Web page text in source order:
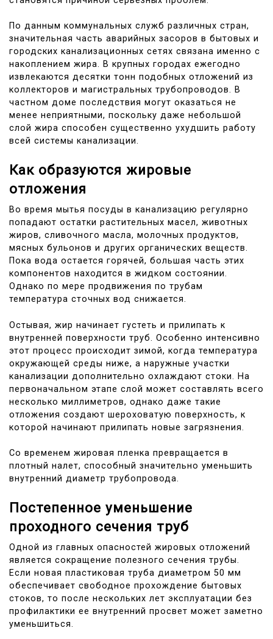
По данным коммунальных служб различных стран,
значительная часть аварийных засоров в бытовых и
городских канализационных сетях связана именно с
накоплением жира. В крупных городах ежегодно
извлекаются десятки тонн подобных отложений из
коллекторов и магистральных трубопроводов. В
частном доме последствия могут оказаться не
менее неприятными, поскольку даже небольшой
слой жира способен существенно ухудшить работу
всей системы канализации.
Как образуются жировые
отложения
Во время мытья посуды в канализацию регулярно
попадают остатки растительных масел, животных
жиров, сливочного масла, молочных продуктов,
мясных бульонов и других органических веществ.
Пока вода остается горячей, большая часть этих
компонентов находится в жидком состоянии.
Однако по мере продвижения по трубам
температура сточных вод снижается.
Остывая, жир начинает густеть и прилипать к
внутренней поверхности труб. Особенно интенсивно
этот процесс происходит зимой, когда температура
окружающей среды ниже, а наружные участки
канализации дополнительно охлаждают стоки. На
первоначальном этапе слой может составлять всего
несколько миллиметров, однако даже такие
отложения создают шероховатую поверхность, к
которой начинают прилипать новые загрязнения.
Со временем жировая пленка превращается в
плотный налет, способный значительно уменьшить
внутренний диаметр трубопровода.
Постепенное уменьшение
проходного сечения труб
Одной из главных опасностей жировых отложений
является сокращение полезного сечения трубы.
Если новая пластиковая труба диаметром 50 мм
обеспечивает свободное прохождение бытовых
стоков, то после нескольких лет эксплуатации без
профилактики ее внутренний просвет может заметно
уменьшиться.